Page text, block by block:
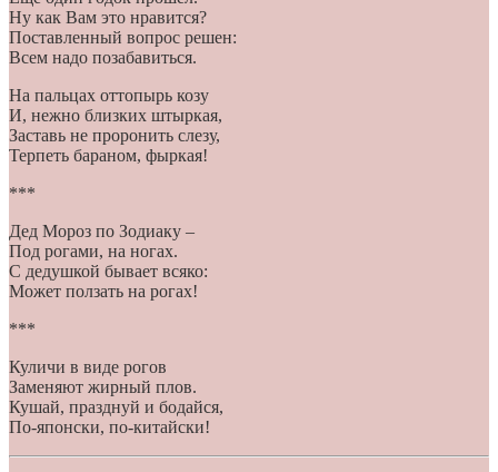
Ну как Вам это нравится?
Поставленный вопрос решен:
Всем надо позабавиться.
На пальцах оттопырь козу
И, нежно близких штыркая,
Заставь не проронить слезу,
Терпеть бараном, фыркая!
***
Дед Мороз по Зодиаку –
Под рогами, на ногах.
С дедушкой бывает всяко:
Может ползать на рогах!
***
Куличи в виде рогов
Заменяют жирный плов.
Кушай, празднуй и бодайся,
По-японски, по-китайски!